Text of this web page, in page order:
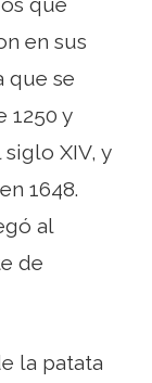
en sus
que se
1250 y
XIV, y
1648.
al
de
la patata